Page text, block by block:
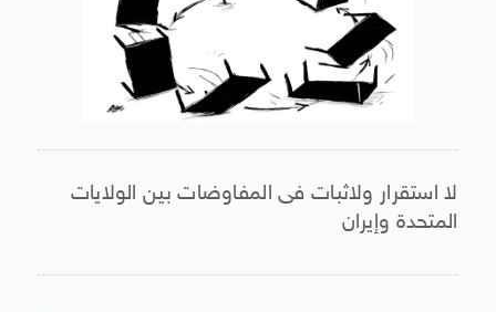
لا استقرار ولاثبات فى المفاوضات بين الولايات
المتحدة وإيران